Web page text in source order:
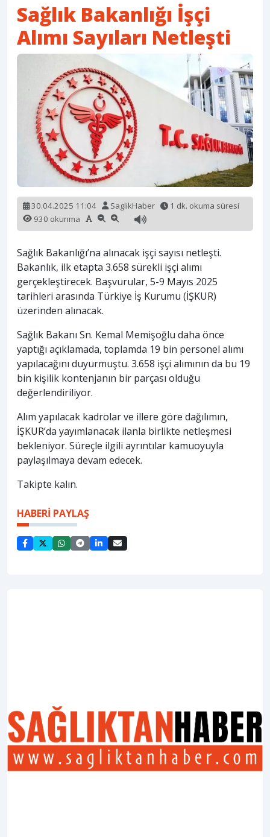
Sağlık Bakanlığı İşçi
Alımı Sayıları Netleşti
30.04.2025 11:04 SaglikHaber
1 dk. okuma süresi
930 okunma
Sağlık Bakanlığı’na alınacak işçi sayısı netleşti.
Bakanlık, ilk etapta 3.658 sürekli işçi alımı
gerçekleştirecek. Başvurular, 5-9 Mayıs 2025
tarihleri arasında Türkiye İş Kurumu (İŞKUR)
üzerinden alınacak.
Sağlık Bakanı Sn. Kemal Memişoğlu daha önce
yaptığı açıklamada, toplamda 19 bin personel alımı
yapılacağını duyurmuştu. 3.658 işçi alımının da bu 19
bin kişilik kontenjanın bir parçası olduğu
değerlendiriliyor.
Alım yapılacak kadrolar ve illere göre dağılımın,
İŞKUR’da yayımlanacak ilanla birlikte netleşmesi
bekleniyor. Süreçle ilgili ayrıntılar kamuoyuyla
paylaşılmaya devam edecek.
Takipte kalın.
HABERİ PAYLAŞ